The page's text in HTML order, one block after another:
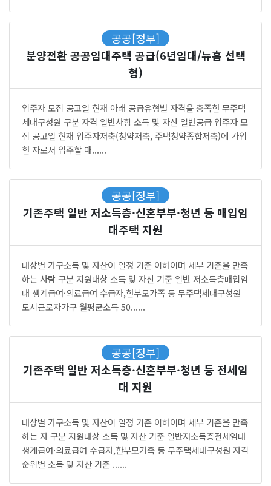
공공[정부]
분양전환 공공임대주택 공급(6년임대/뉴홈 선택
형)
입주자 모집 공고일 현재 아래 공급유형별 자격을 충족한 무주택
세대구성원 구분 자격 일반사항 소득 및 자산 일반공급 입주자 모
집 공고일 현재 입주자저축(청약저축, 주택청약종합저축)에 가입
한 자로서 입주할 때......
공공[정부]
기존주택 일반 저소득층·신혼부부·청년 등 매입임
대주택 지원
대상별 가구소득 및 자산이 일정 기준 이하이며 세부 기준을 만족
하는 사람 구분 지원대상 소득 및 자산 기준 일반 저소득층매입임
대 생계급여·의료급여 수급자,한부모가족 등 무주택세대구성원
도시근로자가구 월평균소득 50......
공공[정부]
기존주택 일반 저소득층·신혼부부·청년 등 전세임
대 지원
대상별 가구소득 및 자산이 일정 기준 이하이며 세부 기준을 만족
하는 자 구분 지원대상 소득 및 자산 기준 일반저소득층전세임대
생계급여·의료급여 수급자,한부모가족 등 무주택세대구성원 자격
순위별 소득 및 자산 기준 ......